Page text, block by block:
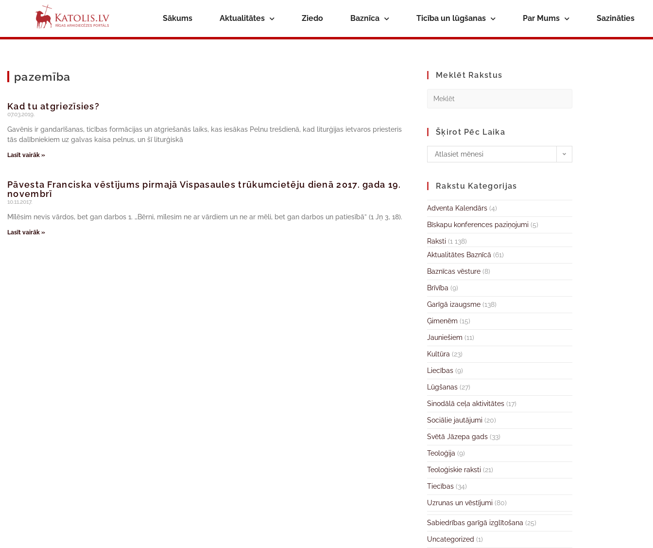
Sākums Aktualitātes Ziedo Baznīca Ticība un lūgšanas Par Mums Sazināties
pazemība
Kad tu atgriezīsies?
07.03.2019.
Gavēnis ir gandarīšanas, ticības formācijas un atgriešanās laiks, kas iesākas Pelnu trešdienā, kad liturģijas ietvaros priesteris
tās dalībniekiem uz galvas kaisa pelnus, un šī liturģiskā
Lasīt vairāk »
Pāvesta Franciska vēstījums pirmajā Vispasaules trūkumcietēju dienā 2017. gada 19.
novembrī
10.11.2017.
Mīlēsim nevis vārdos, bet gan darbos 1. ,,Bērni, mīlesim ne ar vārdiem un ne ar mēli, bet gan darbos un patiesībā” (1 Jņ 3, 18).
Lasīt vairāk »
Meklēt Rakstus
Šķirot Pēc Laika
Atlasiet mēnesi
Rakstu Kategorijas
Adventa Kalendārs (4)
Bīskapu konferences paziņojumi (5)
Raksti (1 138)
Aktualitātes Baznīcā (61)
Baznīcas vēsture (8)
Brīvība (9)
Garīgā izaugsme (138)
Ģimenēm (15)
Jauniešiem (11)
Kultūra (23)
Liecības (9)
Lūgšanas (27)
Sinodālā ceļa aktivitātes (17)
Sociālie jautājumi (20)
Svētā Jāzepa gads (33)
Teoloģija (9)
Teoloģiskie raksti (21)
Tiecības (34)
Uzrunas un vēstījumi (80)
Sabiedrības garīgā izglītošana (25)
Uncategorized (1)